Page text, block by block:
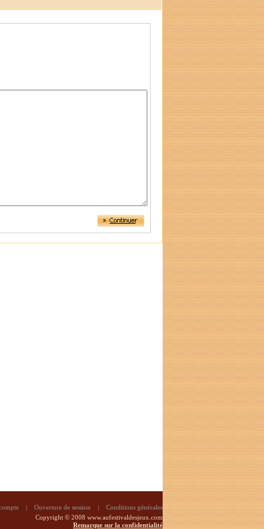
| Ouverture de session |
Conditions générales
Copyright © 2008 www.aufestivaldesjeux.com
Remarque sur la confidentialité